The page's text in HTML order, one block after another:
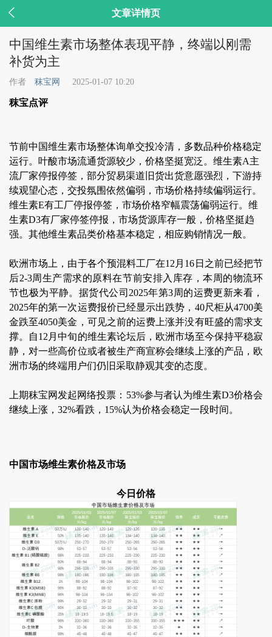
 文章详情页
中国维生素市场整体表现平静，终端以刚需
补货为主
作者 秣宝网 2025-01-07 10:20
秣宝点评
节前中国维生素市场整体询单交投冷清，多数品种价格稳定
运行。叶酸市场流通货源较少，价格坚挺宽泛。维生素A主
流厂家停报停签，部分贸易渠道旧货出货意愿强烈，下游持
续观望心态，交投氛围依然偏弱，市场价格持续偏弱运行。
维生素E有工厂停报停签，市场价格窄幅震荡偏弱运行。维
生素D3有厂家停签停报，市场货源库存一般，价格坚挺趋
强。其他维生素品类价格基本稳定，相应购销情况一般。
欧洲市场上，由于各个预混料工厂在12月16日之前已经把节
后2-3周生产需求的原料在节前安排入库存，本周的物流环
节也极为平静。据货代公司2025年第3周的运费更新来看，
2025年的第一次运费报价已经显示出跌势，40尺柜从4700美
金跌至4050美金，可见之前的运费上涨并没有旺盛的需求支
撑。自12月中旬的维生素论坛后，欧洲市场至今保持平稳寂
静，对一些高价位或者被生产商宣称会继续上涨的产品，欧
洲市场的终端用户们仍旧采取静观其变的态度。
上期秣宝网发起网络投票：53%参与者认为维生素D3价格会
继续上涨，32%看跌，15%认为价格会稳定一段时间。
中国市场维生素价格及市场
今日价格